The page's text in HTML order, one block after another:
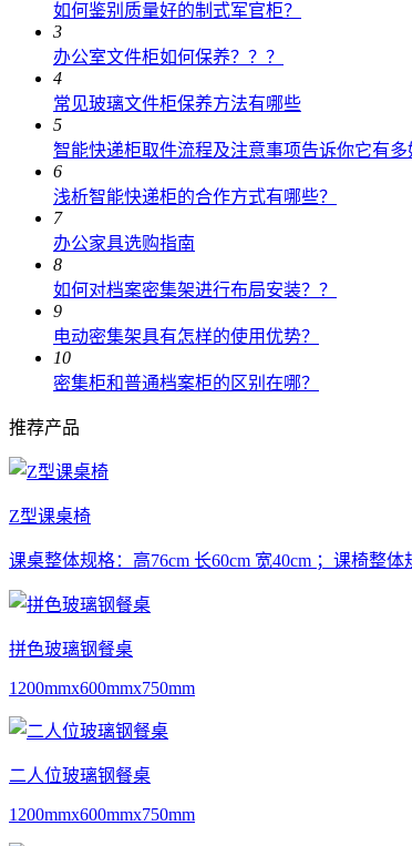
如何鉴别质量好的制式军官柜？
3
办公室文件柜如何保养？？？
4
常见玻璃文件柜保养方法有哪些
5
智能快递柜取件流程及注意事项告诉你它有多
6
浅析智能快递柜的合作方式有哪些？
7
办公家具选购指南
8
如何对档案密集架进行布局安装？？
9
电动密集架具有怎样的使用优势？
10
密集柜和普通档案柜的区别在哪？
推荐产品
Z型课桌椅
课桌整体规格：高76cm 长60cm 宽40cm ；课椅整体
拼色玻璃钢餐桌
1200mmx600mmx750mm
二人位玻璃钢餐桌
1200mmx600mmx750mm